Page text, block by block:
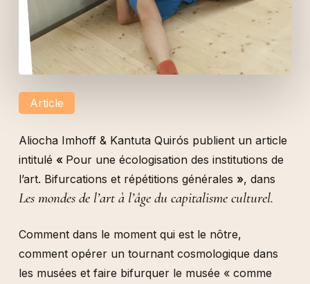
Article
Aliocha Imhoff & Kantuta Quirós publient un article
intitulé « Pour une écologisation des institutions de
l’art. Bifurcations et répétitions générales », dans
Les mondes de l’art à l’âge du capitalisme culturel.
Comment dans le moment qui est le nôtre,
comment opérer un tournant cosmologique dans
les musées et faire bifurquer le musée « comme